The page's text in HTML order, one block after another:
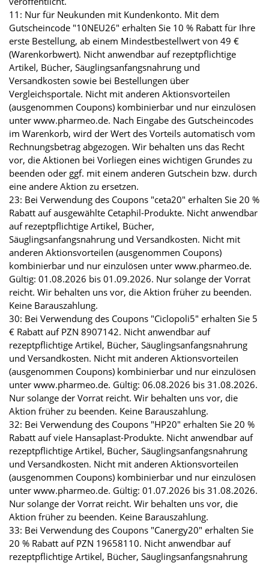
11: Nur für Neukunden mit Kundenkonto. Mit dem
Gutscheincode "10NEU26" erhalten Sie 10 % Rabatt für Ihre
erste Bestellung, ab einem Mindestbestellwert von 49 €
(Warenkorbwert). Nicht anwendbar auf rezeptpflichtige
Artikel, Bücher, Säuglingsanfangsnahrung und
Versandkosten sowie bei Bestellungen über
Vergleichsportale. Nicht mit anderen Aktionsvorteilen
(ausgenommen Coupons) kombinierbar und nur einzulösen
unter www.pharmeo.de. Nach Eingabe des Gutscheincodes
im Warenkorb, wird der Wert des Vorteils automatisch vom
Rechnungsbetrag abgezogen. Wir behalten uns das Recht
vor, die Aktionen bei Vorliegen eines wichtigen Grundes zu
beenden oder ggf. mit einem anderen Gutschein bzw. durch
eine andere Aktion zu ersetzen.
23: Bei Verwendung des Coupons "ceta20" erhalten Sie 20 %
Rabatt auf ausgewählte Cetaphil-Produkte. Nicht anwendbar
auf rezeptpflichtige Artikel, Bücher,
Säuglingsanfangsnahrung und Versandkosten. Nicht mit
anderen Aktionsvorteilen (ausgenommen Coupons)
kombinierbar und nur einzulösen unter www.pharmeo.de.
Gültig: 01.08.2026 bis 01.09.2026. Nur solange der Vorrat
reicht. Wir behalten uns vor, die Aktion früher zu beenden.
Keine Barauszahlung.
30: Bei Verwendung des Coupons "Ciclopoli5" erhalten Sie 5
€ Rabatt auf PZN 8907142. Nicht anwendbar auf
rezeptpflichtige Artikel, Bücher, Säuglingsanfangsnahrung
und Versandkosten. Nicht mit anderen Aktionsvorteilen
(ausgenommen Coupons) kombinierbar und nur einzulösen
unter www.pharmeo.de. Gültig: 06.08.2026 bis 31.08.2026.
Nur solange der Vorrat reicht. Wir behalten uns vor, die
Aktion früher zu beenden. Keine Barauszahlung.
32: Bei Verwendung des Coupons "HP20" erhalten Sie 20 %
Rabatt auf viele Hansaplast-Produkte. Nicht anwendbar auf
rezeptpflichtige Artikel, Bücher, Säuglingsanfangsnahrung
und Versandkosten. Nicht mit anderen Aktionsvorteilen
(ausgenommen Coupons) kombinierbar und nur einzulösen
unter www.pharmeo.de. Gültig: 01.07.2026 bis 31.08.2026.
Nur solange der Vorrat reicht. Wir behalten uns vor, die
Aktion früher zu beenden. Keine Barauszahlung.
33: Bei Verwendung des Coupons "Canergy20" erhalten Sie
20 % Rabatt auf PZN 19658110. Nicht anwendbar auf
rezeptpflichtige Artikel, Bücher, Säuglingsanfangsnahrung